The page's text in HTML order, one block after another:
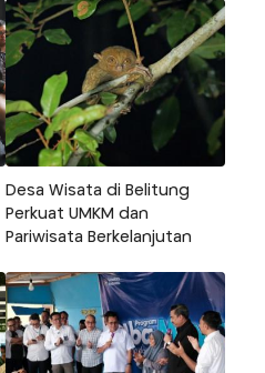
Desa Wisata di Belitung
Perkuat UMKM dan
Pariwisata Berkelanjutan